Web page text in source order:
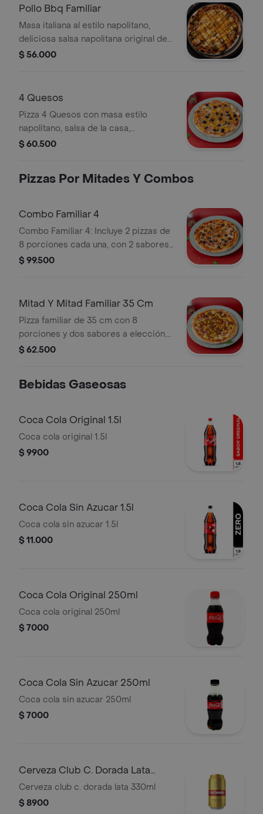
Pollo Bbq Familiar
Masa italiana al estilo napolitano,
deliciosa salsa napolitana original de
la casa, queso mozzarella, pollo
$ 56.000
4 Quesos
Pizza 4 Quesos con masa estilo
napolitano, salsa de la casa,
mozzarella, parmesano, queso azul y
$ 60.500
Pizzas Por Mitades Y Combos
Combo Familiar 4
Combo Familiar 4: Incluye 2 pizzas de
8 porciones cada una, con 2 sabores
a elección. Ingredientes visibles:
$ 99.500
Mitad Y Mitad Familiar 35 Cm
Pizza familiar de 35 cm con 8
porciones y dos sabores a elección.
Ingredientes visibles: maíz, jamón y
$ 62.500
Bebidas Gaseosas
Coca Cola Original 1.5l
Coca cola original 1.5l
$ 9900
Coca Cola Sin Azucar 1.5l
Coca cola sin azucar 1.5l
$ 11.000
Coca Cola Original 250ml
Coca cola original 250ml
$ 7000
Coca Cola Sin Azucar 250ml
Coca cola sin azucar 250ml
$ 7000
Cerveza Club C. Dorada Lata
330ml
Cerveza club c. dorada lata 330ml
$ 8900